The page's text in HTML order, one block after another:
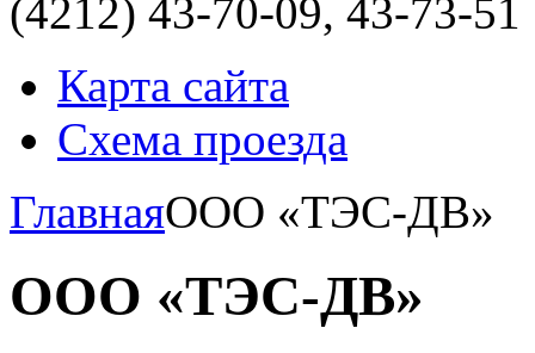
(4212) 43-70-09, 43-73-51
Карта сайта
Схема проезда
ГлавнаяООО «ТЭС-ДВ»
ООО «ТЭС-ДВ»